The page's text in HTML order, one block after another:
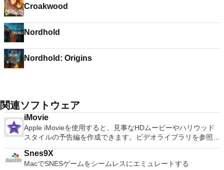
Croakwood
Nordhold
Nordhold: Origins
関連ソフトウェア
iMovie
Apple iMovieを使用すると、見事なHDムービーやハリウッド
スタイルの予告編を作成できます。ビデオライブラリを参照し
て、お気に入りのビデオを簡単に共有できます。ビデオは外部
デバイスからインポートして、簡単に微調整、再配置、編集し
てから、共有したりDVDに書き込んだりできます。 機能が含
Snes9X
MacでSNESゲームをシームレスにエミュレートする